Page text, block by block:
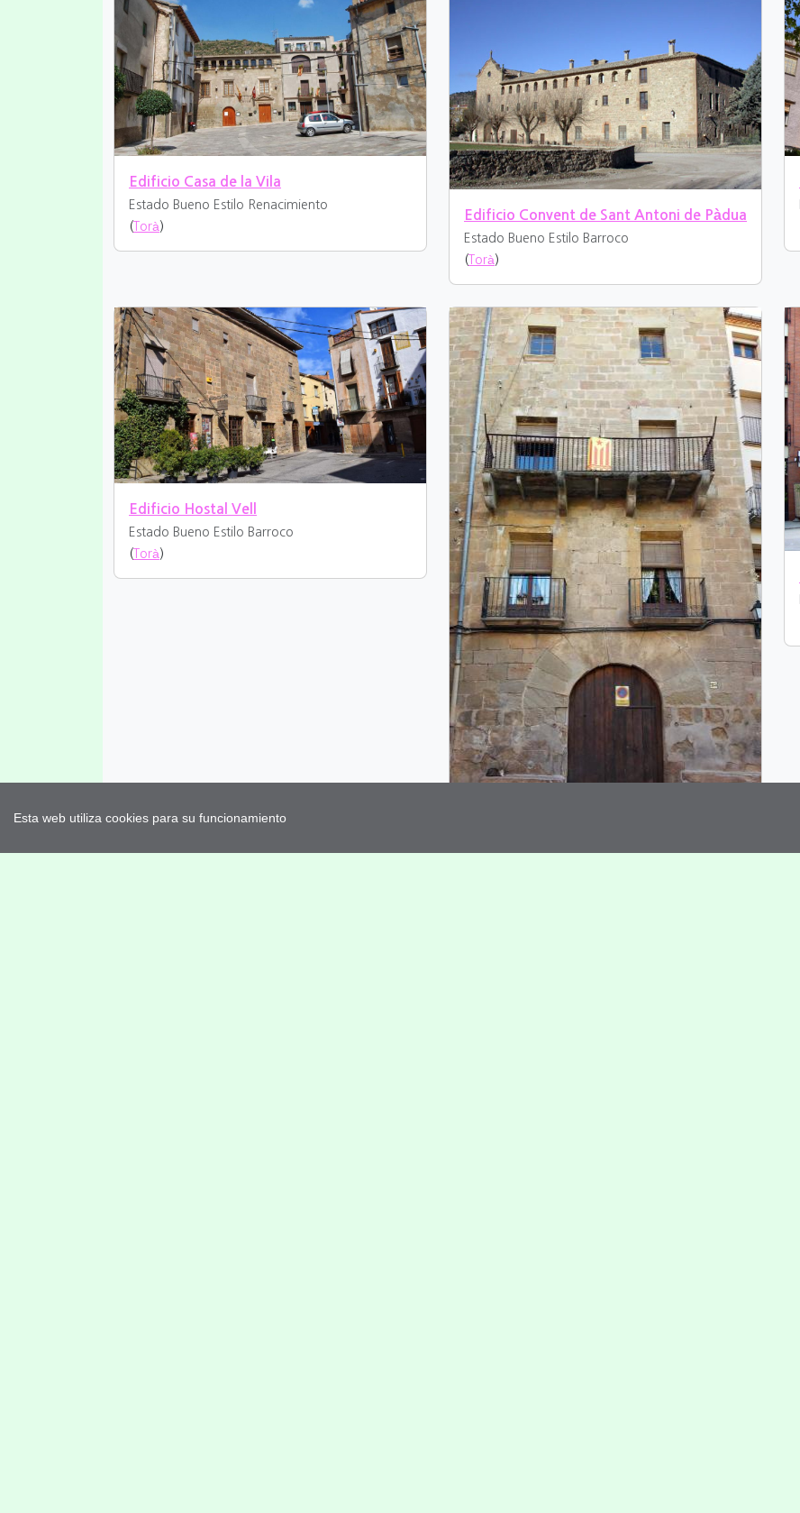
Esta web utiliza cookies para su funcionamiento
Edificio Casa de la Vila
Estado Bueno Estilo Renacimiento
( Torà )
Edificio Convent de Sant Antoni de Pàdua
Estado Bueno Estilo Barroco
( Torà )
Edificio Hostal Vell
Estado Bueno Estilo Barroco
(Torà)